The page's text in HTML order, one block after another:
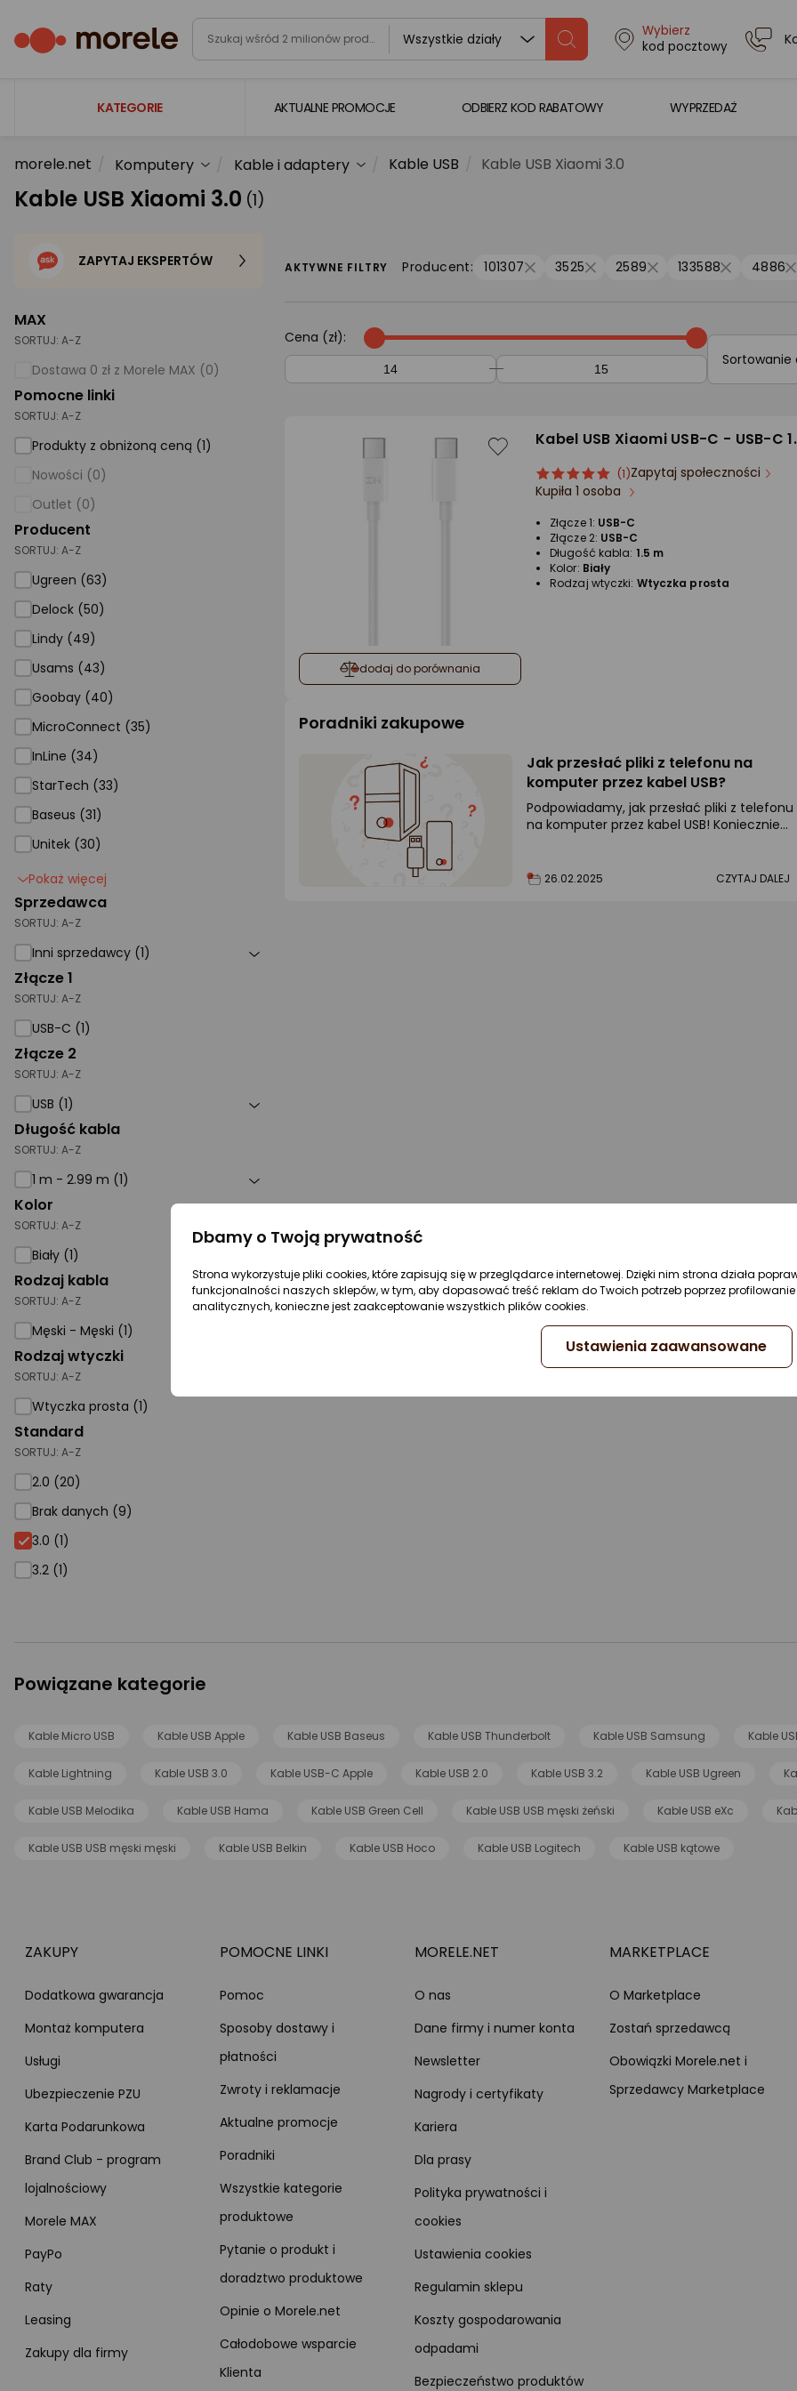
Wszystkie działy
Wybierz
kod pocztowy
KATEGORIE
Laptopy
Komputery
Gaming
Foto i kamery
AGD duże
Biuro i firma
Sport i turystyka
Supermarket
Strefa marek
AKTUALNE PROMOCJE ODBIERZ KOD RABATOWY WYPRZEDAŻ
morele.net Komputery Kable i adaptery Kable USB Kable USB Xiaomi 3.0
Kable USB Xiaomi 3.0 (1)
MAX
SORTUJ: A-Z
Dostawa 0 zł z Morele MAX (0)
Pomocne linki
SORTUJ: A-Z
Produkty z obniżoną ceną (1)
Nowości (0)
Outlet (0)
Producent
SORTUJ: A-Z
Ugreen (63)
Delock (50)
Lindy (49)
Usams (43)
Goobay (40)
MicroConnect (35)
InLine (34)
StarTech (33)
Baseus (31)
Unitek (30)
Pokaż więcej
Sprzedawca
SORTUJ: A-Z
Inni sprzedawcy (1)
Złącze 1
SORTUJ: A-Z
USB-C (1)
Złącze 2
SORTUJ: A-Z
USB (1)
Długość kabla
SORTUJ: A-Z
1 m - 2.99 m (1)
Kolor
SORTUJ: A-Z
Biały (1)
Rodzaj kabla
SORTUJ: A-Z
Męski - Męski (1)
Rodzaj wtyczki
SORTUJ: A-Z
Wtyczka prosta (1)
Standard
SORTUJ: A-Z
2.0 (20)
Brak danych (9)
3.0 (1)
3.2 (1)
ZAPYTAJ EKSPERTÓW AKTYWNE FILTRY Producent: 101307 3525 2589 133588 4886
Cena (zł):
Sortowanie
dodaj do porównania
Kabel USB Xiaomi USB-C - USB-C
ocena
produktu
gwiazdki
Ocena
produktu
(1)Zapytaj społeczności
Kupiła 1 osoba
Złącze 1: USB-C
Złącze 2: USB-C
Długość kabla: 1.5 m
Kolor: Biały
Rodzaj wtyczki: Wtyczka prosta
Poradniki zakupowe
Jak przesłać pliki z telefonu na
komputer przez kabel USB?
Podpowiadamy, jak przesłać pliki z telefonu
na komputer przez kabel USB! Koniecznie
26.02.2025 CZYTAJ DALEJ
Powiązane kategorie
Kable Micro USB Kable USB Apple Kable USB Baseus Kable USB Thunderbolt Kable USB Samsung Kable
Kable Lightning Kable USB 3.0 Kable USB-C Apple Kable USB 2.0 Kable USB 3.2 Kable USB Ugreen
Kable USB Melodika Kable USB Hama Kable USB Green Cell Kable USB USB męski żeński Kable USB eXc
Kable USB USB męski męski Kable USB Belkin Kable USB Hoco Kable USB Logitech Kable USB kątowe
ZAKUPY
Dodatkowa gwarancja
Montaż komputera
Usługi
Ubezpieczenie PZU
Karta Podarunkowa
Brand Club - program
lojalnościowy
Morele MAX
PayPo
Raty
Leasing
Zakupy dla firmy
POMOCNE LINKI
Pomoc
Sposoby dostawy i
płatności
Zwroty i reklamacje
Aktualne promocje
Poradniki
Wszystkie kategorie
produktowe
Pytanie o produkt i
doradztwo produktowe
Opinie o Morele.net
Całodobowe wsparcie
Klienta
MORELE.NET
O nas
Dane firmy i numer konta
Newsletter
Nagrody i certyfikaty
Kariera
Dla prasy
Polityka prywatności i
cookies
Ustawienia cookies
Regulamin sklepu
Koszty gospodarowania
odpadami
Bezpieczeństwo produktów
MARKETPLACE
O Marketplace
Zostań sprzedawcą
Obowiązki Morele.net i
Sprzedawcy Marketplace
Dbamy o Twoją prywatność
Strona wykorzystuje pliki cookies, które zapisują się w przeglądarce internetowej. Dzięki nim strona działa
funkcjonalności naszych sklepów, w tym, aby dopasować treść reklam do Twoich potrzeb poprzez
analitycznych, konieczne jest zaakceptowanie wszystkich plików cookies.
Ustawienia zaawansowane